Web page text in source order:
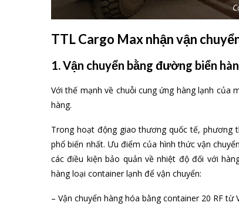
TTL Cargo Max nhận vận
1. Vận chuyển bằng đường biển
Với thế mạnh về chuỗi cung ứng hàng lạnh của
hàng.
Trong hoạt động giao thương quốc tế, phương
phổ biến nhất. Ưu điểm của hình thức vận
các điều kiện bảo quản về nhiệt độ đối với
hàng loại container lạnh để vận chuyển:
– Vận chuyển hàng hóa bằng container 20 RF